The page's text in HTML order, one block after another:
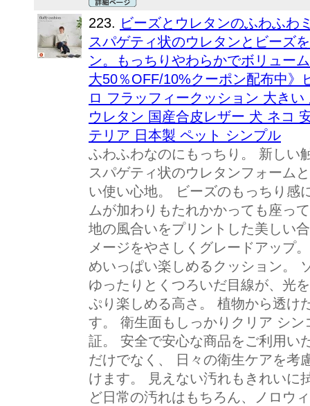
223. ビーズとウレタンのふわふわ
スパゲティ状のウレタンとビーズ
ン。もっちりやわらかでボリュー
大50％OFF/10%クーポン配布中》
ロ フラッフィークッション 大き
ウレタン 国産合皮レザー 犬 ネコ
テリア 日本製 ペット シンプル
ふわふわなのにもっちり。 新しい
スパゲティ状のウレタンフォーム
い使い心地。 ビーズのもっちり感
ムが加わりもたれかかっても座っ
地の風合いをプリントした美しい
メージをやさしくグレードアップ
めいっぱい楽しめるクッション。
ゆったりとくつろいだ目線が、光
ぷり楽しめる高さ。 植物から透け
す。 衛生面もしっかりクリア シ
証。 安全で安心な商品をご利用い
だけでなく、 日々の衛生ケアを考
けます。 見えない汚れもきれいに
ど日常の汚れはもちろん、ノロウ